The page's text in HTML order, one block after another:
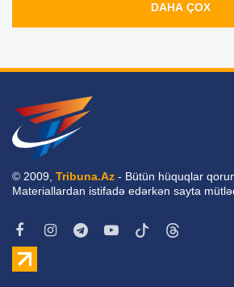
DAHA ÇOX
© 2009, Tribuna.Az - Bütün hüquqlar
Materiallardan istifadə edərkən sayta